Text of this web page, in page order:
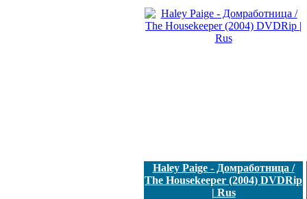
Haley Paige - Домработница /
The Housekeeper (2004) DVDRip
| Rus